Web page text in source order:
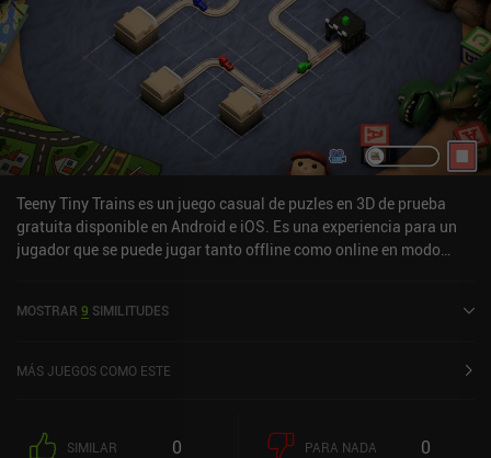
artístico, su música relajante y su jugabilidad minimalista, todo lo
cual crea una experiencia agradable para los aficionados a los
juegos de rompecabezas ingeniosos.
Teeny Tiny Trains es un juego casual de puzles en 3D de prueba
gratuita disponible en Android e iOS. Es una experiencia para un
jugador que se puede jugar tanto offline como online en modo
sobre 5,0 en la App Store de iOS.
MOSTRAR 9 SIMILITUDES
MÁS JUEGOS COMO ESTE
SIMILAR 0 PARA NADA 0